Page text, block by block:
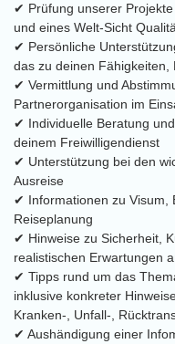
✔ Prüfung unserer
und eines Welt-Sicht
✔ Persönliche
das zu deinen
✔ Vermittlung und
Partnerorganisation im
✔ Individuelle Beratung
deinem Freiwilligendienst
✔ Unterstützung bei den
Ausreise
✔ Informationen zu Visum,
Reiseplanung
✔ Hinweise zu Sicherheit,
realistischen Erwartungen
✔ Tipps rund um das
inklusive konkreter
Kranken-, Unfall-,
✔ Aushändigung einer